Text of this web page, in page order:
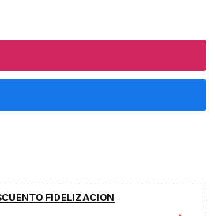
FIDELIZACION